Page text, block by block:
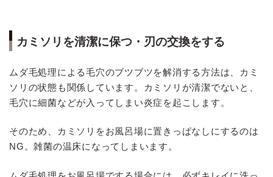
カミソリを清潔に保つ・刃の交換をする
ムダ毛処理による毛穴のブツブツを解消する方法は、カミ
ソリの状態も関係しています。カミソリが清潔でないと、
毛穴に細菌などが入ってしまい炎症を起こします。
そのため、カミソリをお風呂場に置きっぱなしにするのは
NG。雑菌の温床になってしまいます。